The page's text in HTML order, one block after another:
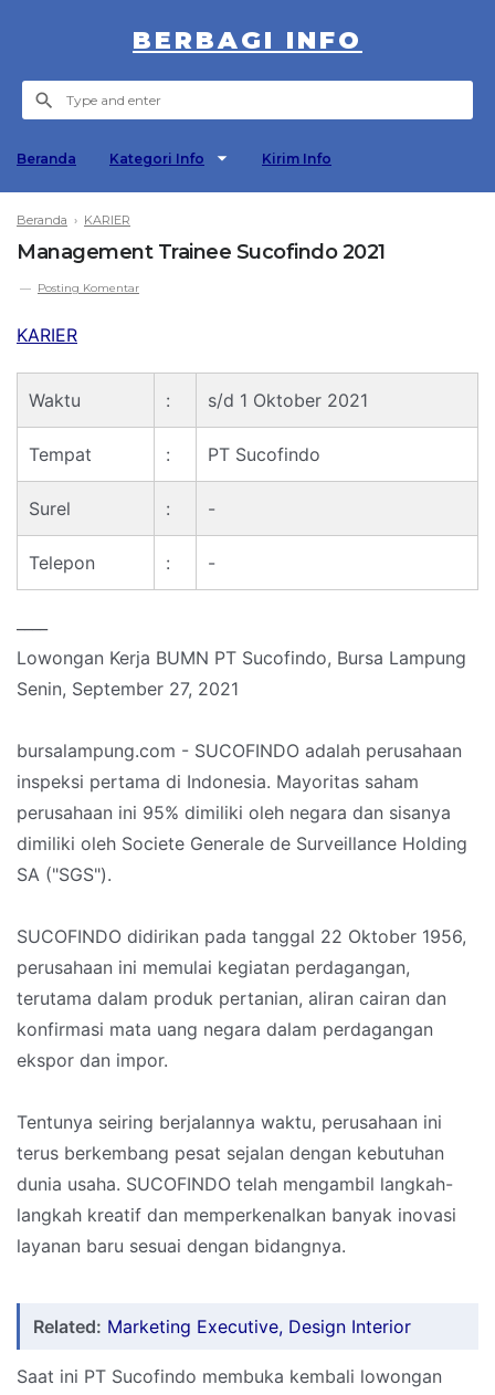
BERBAGI INFO
Beranda Kategori Info Kirim Info
Beranda › KARIER
Management Trainee Sucofindo 2021
Posting Komentar
KARIER
Waktu : s/d 1 Oktober 2021
Tempat : PT Sucofindo
Surel : -
Telepon : -
Lowongan Kerja BUMN PT Sucofindo, Bursa Lampung
Senin, September 27, 2021
bursalampung.com - SUCOFINDO adalah perusahaan
inspeksi pertama di Indonesia. Mayoritas saham
perusahaan ini 95% dimiliki oleh negara dan sisanya
dimiliki oleh Societe Generale de Surveillance Holding
SA ("SGS").
SUCOFINDO didirikan pada tanggal 22 Oktober 1956,
perusahaan ini memulai kegiatan perdagangan,
terutama dalam produk pertanian, aliran cairan dan
konfirmasi mata uang negara dalam perdagangan
ekspor dan impor.
Tentunya seiring berjalannya waktu, perusahaan ini
terus berkembang pesat sejalan dengan kebutuhan
dunia usaha. SUCOFINDO telah mengambil langkah-
langkah kreatif dan memperkenalkan banyak inovasi
layanan baru sesuai dengan bidangnya.
Related: Marketing Executive, Design Interior
Saat ini PT Sucofindo membuka kembali lowongan